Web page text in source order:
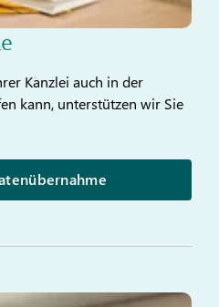
Kanzlei auch in der
kann, unterstützen wir Sie